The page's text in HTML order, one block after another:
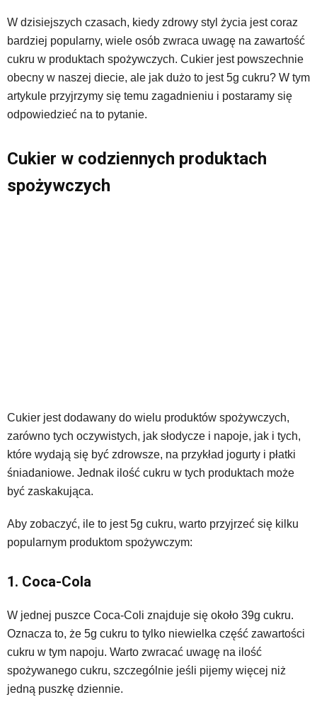
W dzisiejszych czasach, kiedy zdrowy styl życia jest coraz
bardziej popularny, wiele osób zwraca uwagę na zawartość
cukru w produktach spożywczych. Cukier jest powszechnie
obecny w naszej diecie, ale jak dużo to jest 5g cukru? W tym
artykule przyjrzymy się temu zagadnieniu i postaramy się
odpowiedzieć na to pytanie.
Cukier w codziennych produktach
spożywczych
Cukier jest dodawany do wielu produktów spożywczych,
zarówno tych oczywistych, jak słodycze i napoje, jak i tych,
które wydają się być zdrowsze, na przykład jogurty i płatki
śniadaniowe. Jednak ilość cukru w tych produktach może
być zaskakująca.
Aby zobaczyć, ile to jest 5g cukru, warto przyjrzeć się kilku
popularnym produktom spożywczym:
1. Coca-Cola
W jednej puszce Coca-Coli znajduje się około 39g cukru.
Oznacza to, że 5g cukru to tylko niewielka część zawartości
cukru w tym napoju. Warto zwracać uwagę na ilość
spożywanego cukru, szczególnie jeśli pijemy więcej niż
jedną puszkę dziennie.